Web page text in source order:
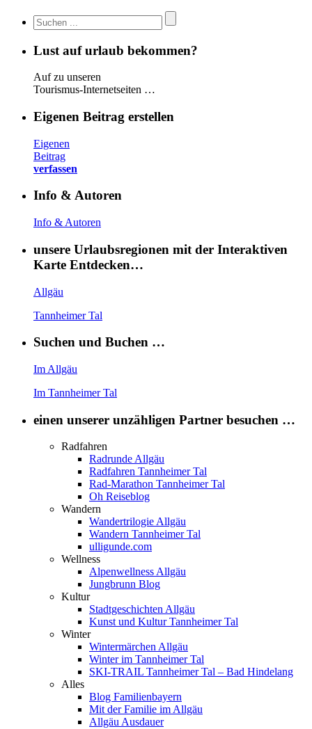
Lust auf urlaub bekommen?
Auf zu unseren
Tourismus-Internetseiten …
Eigenen Beitrag erstellen
Eigenen
Beitrag
verfassen
Info & Autoren
Info & Autoren
unsere Urlaubsregionen mit der Interaktiven
Karte Entdecken…
Allgäu
Tannheimer Tal
Suchen und Buchen …
Im Allgäu
Im Tannheimer Tal
einen unserer unzähligen Partner besuchen …
Radfahren
Radrunde Allgäu
Radfahren Tannheimer Tal
Rad-Marathon Tannheimer Tal
Oh Reiseblog
Wandern
Wandertrilogie Allgäu
Wandern Tannheimer Tal
ulligunde.com
Wellness
Alpenwellness Allgäu
Jungbrunn Blog
Kultur
Stadtgeschichten Allgäu
Kunst und Kultur Tannheimer Tal
Winter
Wintermärchen Allgäu
Winter im Tannheimer Tal
SKI-TRAIL Tannheimer Tal – Bad Hindelang
Alles
Blog Familienbayern
Mit der Familie im Allgäu
Allgäu Ausdauer